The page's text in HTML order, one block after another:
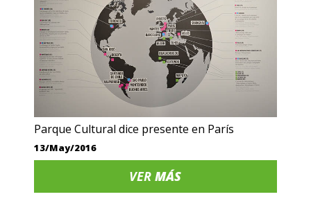
Parque Cultural dice presente en París
13/May/2016
VERMÁS